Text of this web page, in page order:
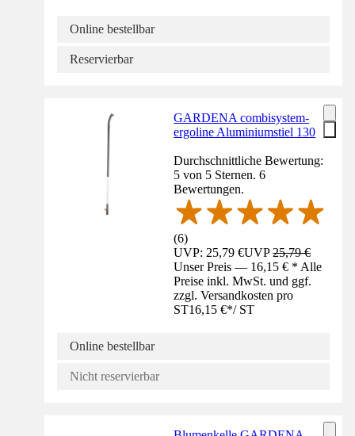
Online bestellbar
Reservierbar
GARDENA combisystem-
ergoline Aluminiumstiel 130
Durchschnittliche Bewertung:
5 von 5 Sternen. 6
Bewertungen.
(6)
UVP: 25,79 €UVP25,79 €
Unser Preis — 16,15 € * Alle
Preise inkl. MwSt. und ggf.
zzgl. Versandkosten pro
ST16,15 €*/ ST
Online bestellbar
Nicht reservierbar